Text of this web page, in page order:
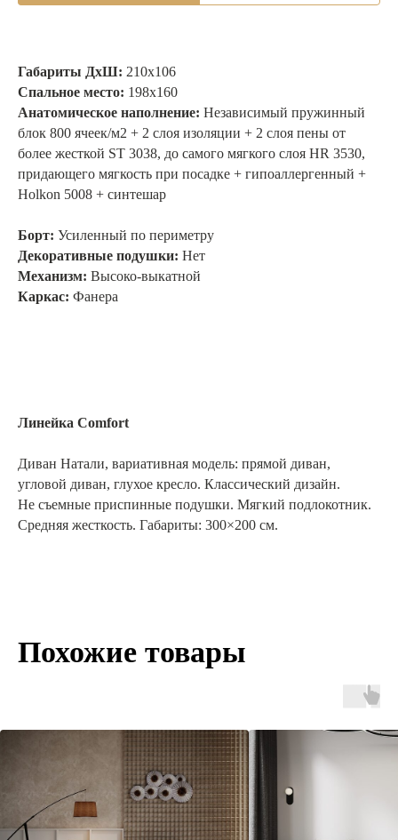
Габариты ДхШ: 210х106
Спальное место: 198х160
Анатомическое наполнение: Независимый пружинный
блок 800 ячеек/м2 + 2 слоя изоляции + 2 слоя пены от
более жесткой ST 3038, до самого мягкого слоя HR 3530,
придающего мягкость при посадке + гипоаллергенный +
Holkon 5008 + синтешар
Борт: Усиленный по периметру
Декоративные подушки: Нет
Механизм: Высоко-выкатной
Каркас: Фанера
Линейка Comfort
Диван Натали, вариативная модель: прямой диван,
угловой диван, глухое кресло. Классический дизайн.
Не съемные приспинные подушки. Мягкий подлокотник.
Средняя жесткость. Габариты: 300×200 см.
Похожие товары